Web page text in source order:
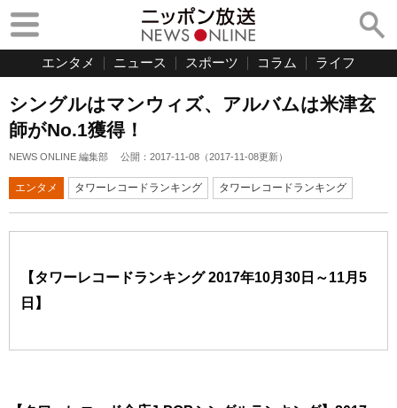
エンタメ ニュース スポーツ コラム ライフ
シングルはマンウィズ、アルバムは米津玄
師がNo.1獲得！
NEWS ONLINE 編集部 公開： 2017-11-08 （2017-11-08更新）
エンタメ タワーレコードランキング タワーレコードランキング
【タワーレコードランキング 2017年10月30日～11月5
日】